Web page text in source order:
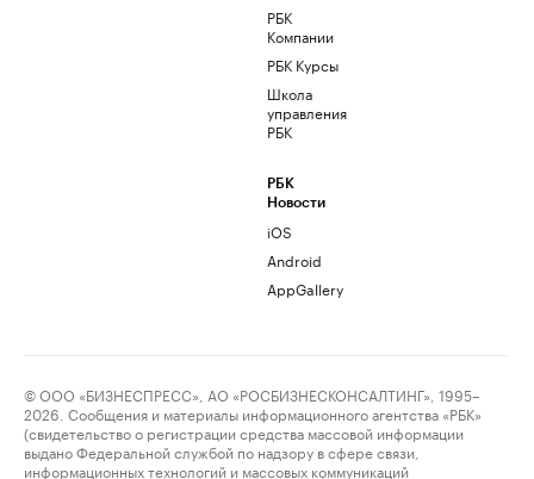
РБК
Компании
РБК Курсы
Школа
управления
РБК
РБК
Новости
iOS
Android
AppGallery
© ООО «БИЗНЕСПРЕСС», АО «РОСБИЗНЕСКОНСАЛТИНГ», 1995–
2026. Сообщения и материалы информационного агентства «РБК»
(свидетельство о регистрации средства массовой информации
выдано Федеральной службой по надзору в сфере связи,
информационных технологий и массовых коммуникаций